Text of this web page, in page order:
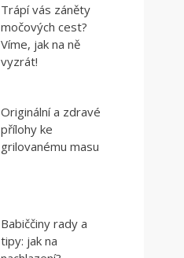
Trápí vás záněty
močových cest?
Víme, jak na ně
vyzrát!
Originální a zdravé
přílohy ke
grilovanému masu
Babiččiny rady a
tipy: jak na